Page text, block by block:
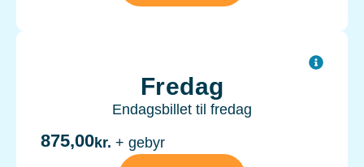
Fredag
Endagsbillet til fredag
875,00kr. + gebyr